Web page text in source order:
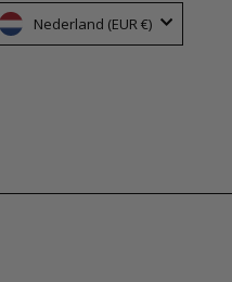
Nederland (EUR €)